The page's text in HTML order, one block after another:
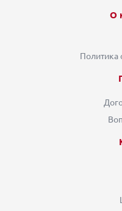
О
Политика